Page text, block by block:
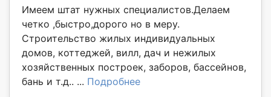
Имеем штат нужных специалистов.Делаем
четко ,быстро,дорого но в меру.
Строительство жилых индивидуальных
домов, коттеджей, вилл, дач и нежилых
хозяйственных построек, заборов, бассейнов,
бань и т.д.. ... Подробнее